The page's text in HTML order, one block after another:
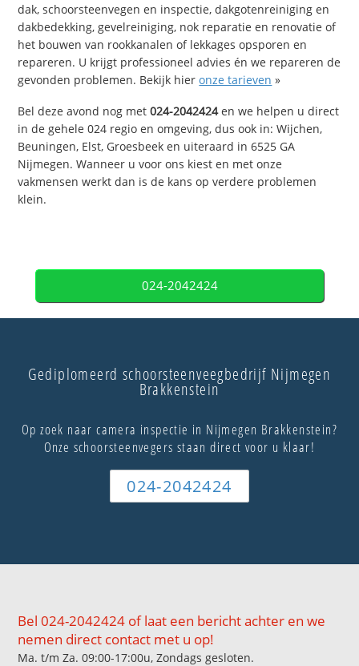
dak, schoorsteenvegen en inspectie, dakgotenreiniging en
dakbedekking, gevelreiniging, nok reparatie en renovatie of
het bouwen van rookkanalen of lekkages opsporen en
repareren. U krijgt professioneel advies én we repareren de
gevonden problemen. Bekijk hieronze tarieven »
Bel deze avond nog met024-2042424en we helpen u direct
in de gehele 024 regio en omgeving, dus ook in: Wijchen,
Beuningen, Elst, Groesbeek en uiteraard in 6525 GA
Nijmegen. Wanneer u voor ons kiest en met onze
vakmensen werkt dan is de kans op verdere problemen
klein.
024-2042424
Gediplomeerd schoorsteenveegbedrijf Nijmegen
Brakkenstein
Op zoek naar camera inspectie in Nijmegen Brakkenstein?
Onze schoorsteenvegers staan direct voor u klaar!
024-2042424
Bel 024-2042424 of laat een bericht achter en we
nemen direct contact met u op!
Ma. t/m Za. 09:00-17:00u, Zondags gesloten.